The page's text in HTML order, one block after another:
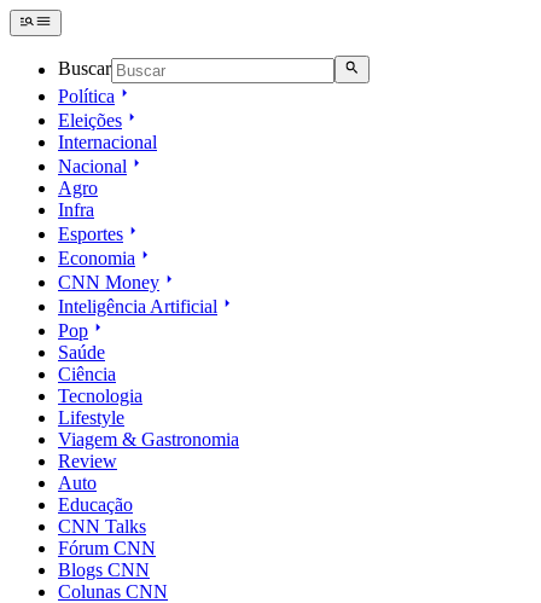
Buscar
Política
Eleições
Internacional
Nacional
Agro
Infra
Esportes
Economia
CNN Money
Inteligência Artificial
Pop
Saúde
Ciência
Tecnologia
Lifestyle
Viagem & Gastronomia
Review
Auto
Educação
CNN Talks
Fórum CNN
Blogs CNN
Colunas CNN